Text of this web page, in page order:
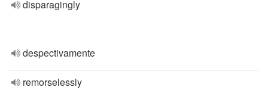
disparagingly
despectivamente
remorselessly